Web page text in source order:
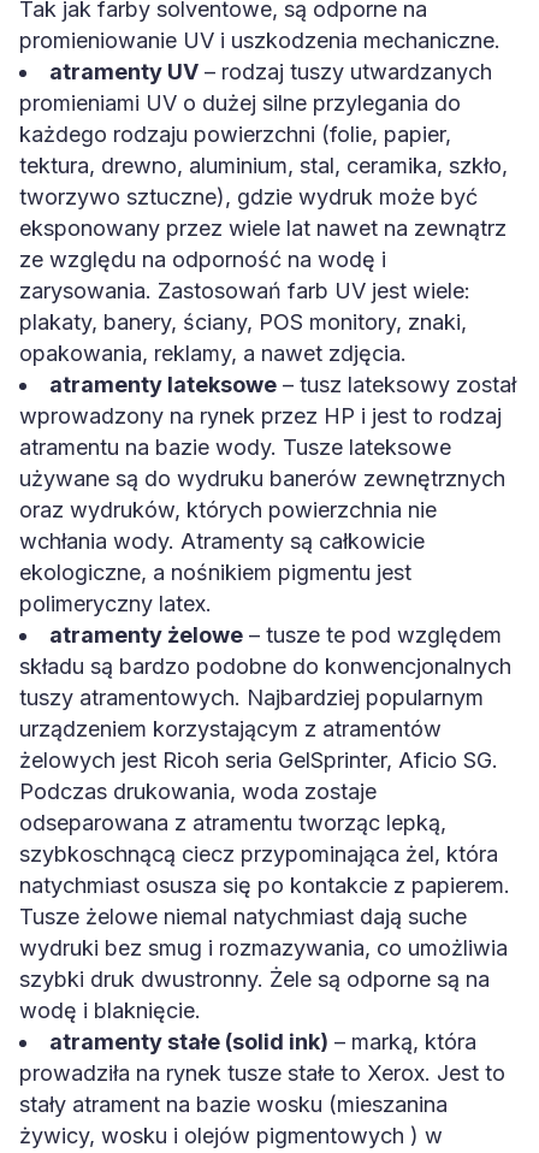
Tak jak farby solventowe, są odporne na
promieniowanie UV i uszkodzenia mechaniczne.
atramenty UV – rodzaj tuszy utwardzanych
promieniami UV o dużej silne przylegania do
każdego rodzaju powierzchni (folie, papier,
tektura, drewno, aluminium, stal, ceramika, szkło,
tworzywo sztuczne), gdzie wydruk może być
eksponowany przez wiele lat nawet na zewnątrz
ze względu na odporność na wodę i
zarysowania. Zastosowań farb UV jest wiele:
plakaty, banery, ściany, POS monitory, znaki,
opakowania, reklamy, a nawet zdjęcia.
atramenty lateksowe – tusz lateksowy został
wprowadzony na rynek przez HP i jest to rodzaj
atramentu na bazie wody. Tusze lateksowe
używane są do wydruku banerów zewnętrznych
oraz wydruków, których powierzchnia nie
wchłania wody. Atramenty są całkowicie
ekologiczne, a nośnikiem pigmentu jest
polimeryczny latex.
atramenty żelowe – tusze te pod względem
składu są bardzo podobne do konwencjonalnych
tuszy atramentowych. Najbardziej popularnym
urządzeniem korzystającym z atramentów
żelowych jest Ricoh seria GelSprinter, Aficio SG.
Podczas drukowania, woda zostaje
odseparowana z atramentu tworząc lepką,
szybkoschnącą ciecz przypominająca żel, która
natychmiast osusza się po kontakcie z papierem.
Tusze żelowe niemal natychmiast dają suche
wydruki bez smug i rozmazywania, co umożliwia
szybki druk dwustronny. Żele są odporne są na
wodę i blaknięcie.
atramenty stałe (solid ink) – marką, która
prowadziła na rynek tusze stałe to Xerox. Jest to
stały atrament na bazie wosku (mieszanina
żywicy, wosku i olejów pigmentowych ) w